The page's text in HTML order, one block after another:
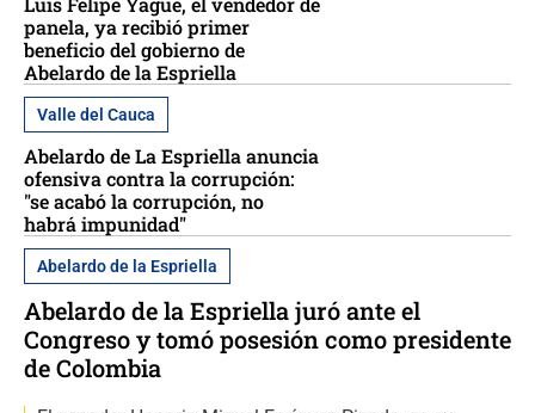
panela, ya recibió primer
beneficio del gobierno de
Abelardo de la Espriella
Valle del Cauca
Abelardo de La Espriella anuncia
ofensiva contra la corrupción:
"se acabó la corrupción, no
habrá impunidad"
Abelardo de la Espriella
Abelardo de la Espriella juró ante el
Congreso y tomó posesión como presidente
de Colombia